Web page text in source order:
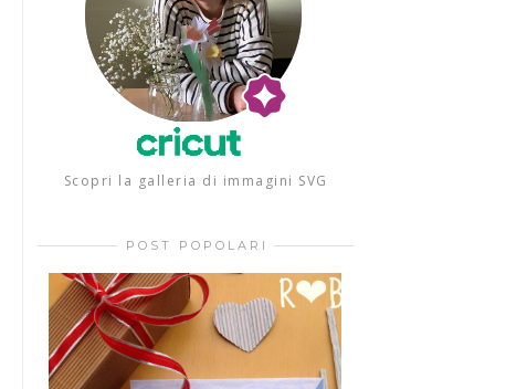
Scopri la galleria di immagini SVG
POST POPOLARI